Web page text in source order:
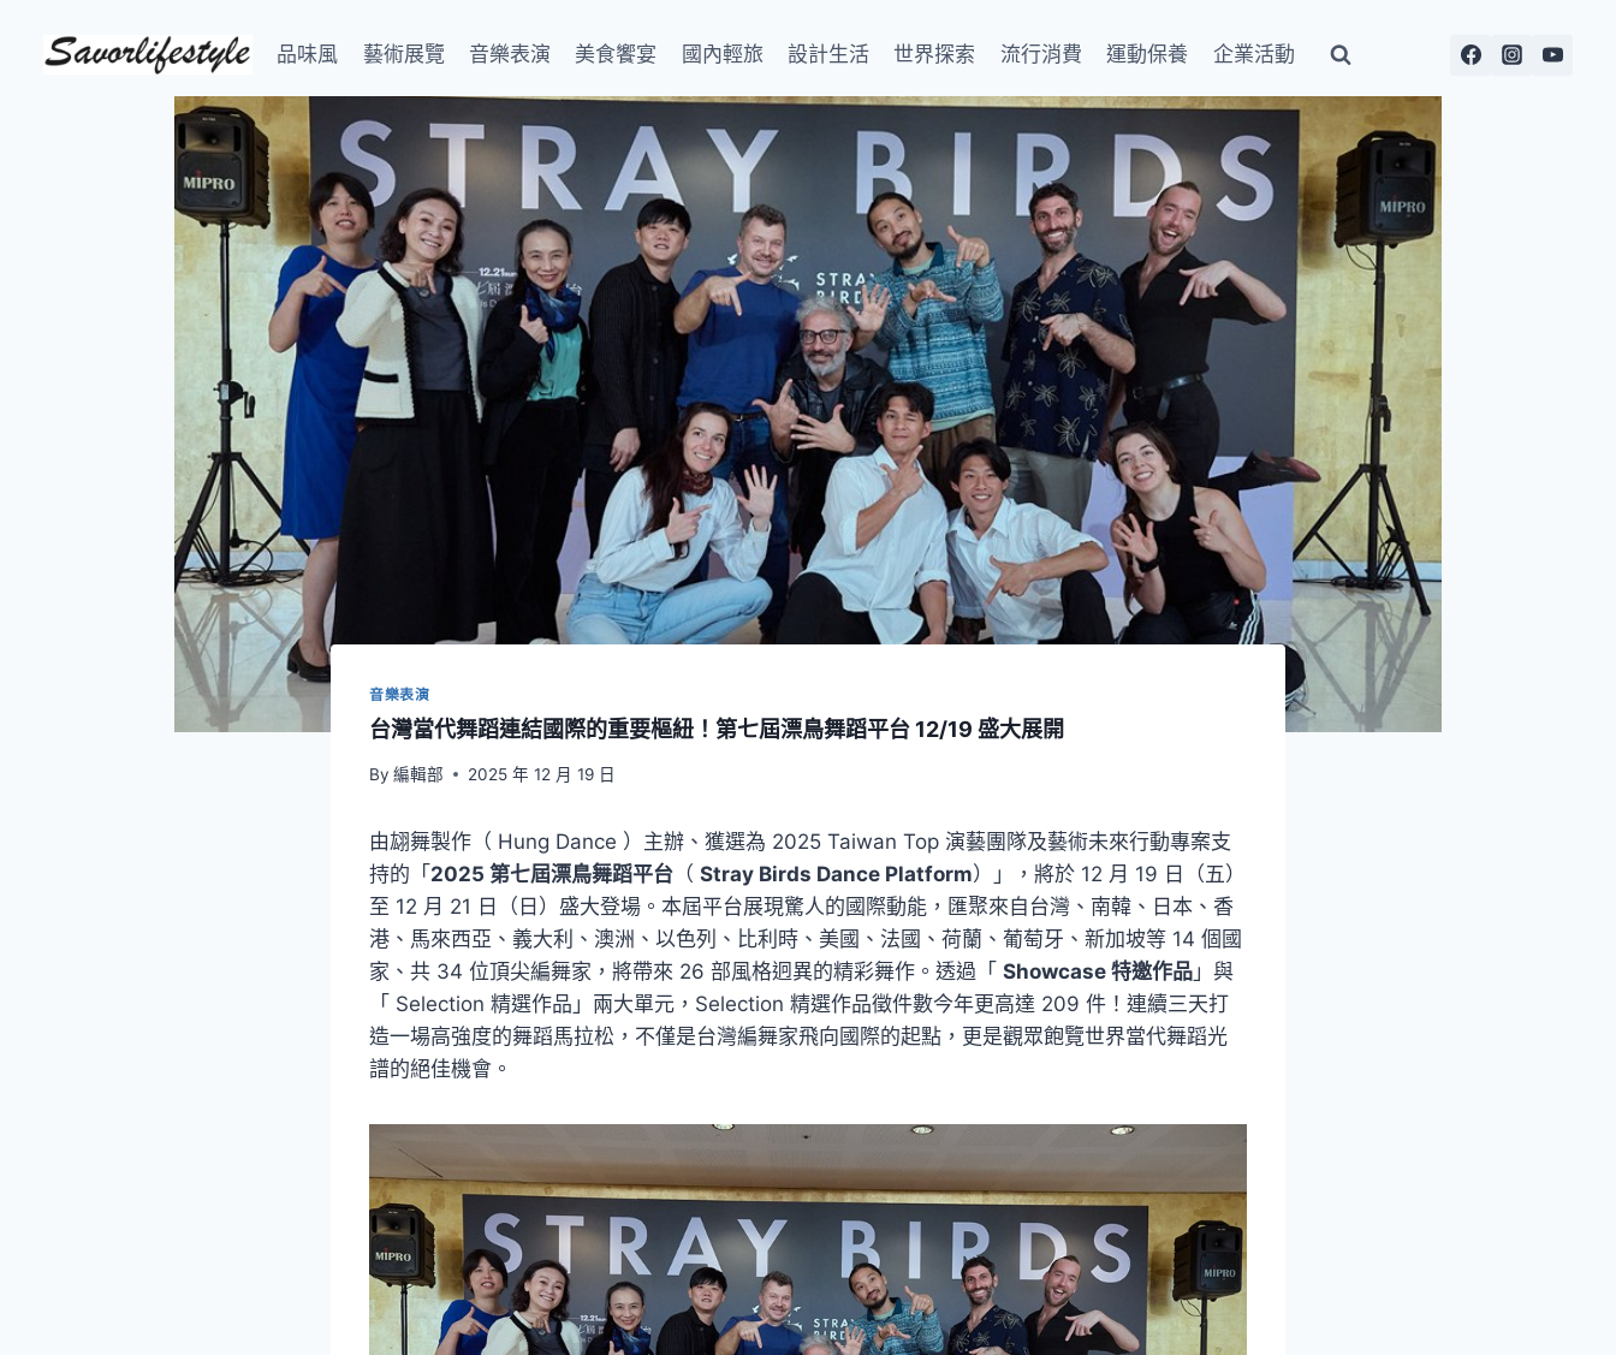
品味風 藝術展覽 音樂表演 美食饗宴 國內輕旅 設計生活 世界探索 流行消費 運動保養 企業活動
音樂表演
台灣當代舞蹈連結國際的重要樞紐！第七屆漂鳥舞蹈平台 12/19 盛大展開
By 編輯部 2025 年 12 月 19 日
由翃舞製作（ Hung Dance ）主辦、獲選為 2025 Taiwan Top 演藝團隊及藝術未來行動專案支
持的「2025 第七屆漂鳥舞蹈平台 （ Stray Birds Dance Platform）」，將於 12 月 19 日（五）
至 12 月 21 日（日）盛大登場。本屆平台展現驚人的國際動能，匯聚來自台灣、南韓、日本、香
港、馬來西亞、義大利、澳洲、以色列、比利時、美國、法國、荷蘭、葡萄牙、新加坡等 14 個國
家、共 34 位頂尖編舞家，將帶來 26 部風格迥異的精彩舞作。透過「 Showcase 特邀作品 」與
「 Selection 精選作品」兩大單元，Selection 精選作品徵件數今年更高達 209 件！連續三天打
造一場高強度的舞蹈馬拉松，不僅是台灣編舞家飛向國際的起點，更是觀眾飽覽世界當代舞蹈光
譜的絕佳機會。